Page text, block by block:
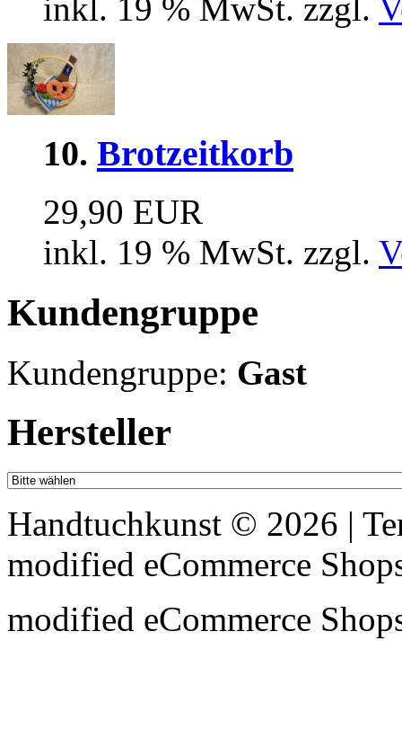
inkl. 19 % MwSt. zzgl.
10. Brotzeitkorb
29,90 EUR
inkl. 19 % MwSt. zzgl.
Kundengruppe
Kundengruppe: Gast
Hersteller
Handtuchkunst © 2026 |
modified eCommerce
modified eCommerce